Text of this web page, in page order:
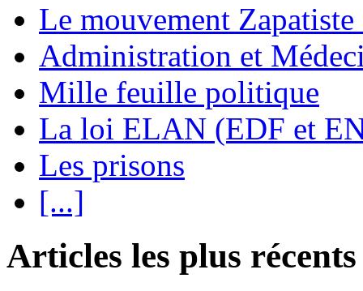
Le mouvement
Administration et
Mille feuille politique
La loi ELAN (EDF et
Les prisons
[...]
Articles les plus récents